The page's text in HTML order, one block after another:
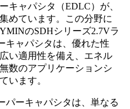
キャパシタ（EDLC）が、
めています。この分野に
のSDHシリーズ2.7Vラ
キャパシタは、優れた性
い適用性を備え、エネル
数のアプリケーションシ
います。
パーキャパシタは、単なる